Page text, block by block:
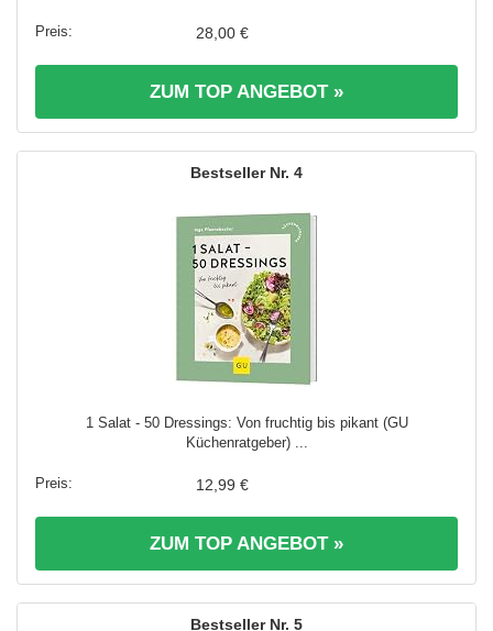
28,00 €
ZUM TOP ANGEBOT »
4
1 Salat - 50 Dressings: Von fruchtig bis pikant (GU
Küchenratgeber) ...
12,99 €
ZUM TOP ANGEBOT »
5